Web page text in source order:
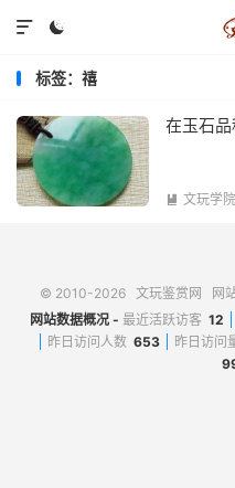


标签：禧
在玉石
 文玩学院
© 2010-2026 文玩鉴赏网 网
网站数据概况 - 最近活跃访客 12
昨日访问人数 653 昨日访问